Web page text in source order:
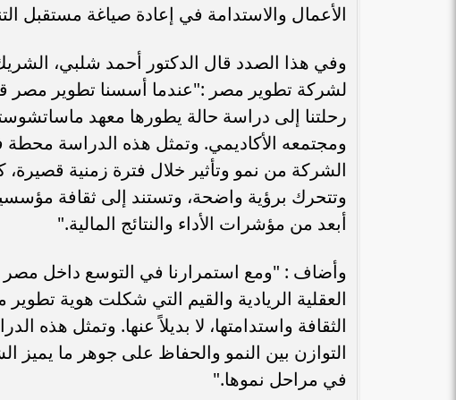
الأعمال والاستدامة في إعادة صياغة مستقبل
وفي هذا الصدد قال الدكتور أحمد شلبي،
لشركة تطوير مصر :"عندما أسسنا تطوير مصر
ومجتمعه الأكاديمي. وتمثل هذه الدراسة
الشركة من نمو وتأثير خلال فترة زمنية قصيرة،
وتتحرك برؤية واضحة، وتستند إلى ثقافة
أبعد من مؤشرات الأداء والنتائج المالية."
وأضاف : "ومع استمرارنا في التوسع داخل مصر
العقلية الريادية والقيم التي شكلت هوية
الثقافة واستدامتها، لا بديلاً عنها. وتمثل هذه
التوازن بين النمو والحفاظ على جوهر ما
في مراحل نموها."